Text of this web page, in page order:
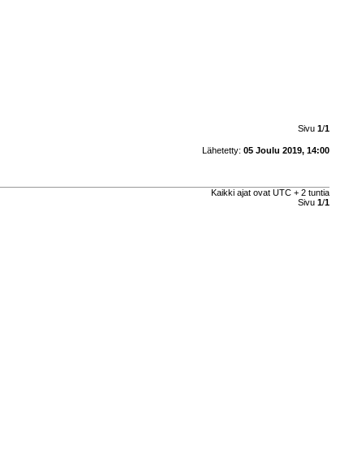
Sivu 1/1
Lähetetty: 05 Joulu 2019, 14:00
Kaikki ajat ovat UTC + 2 tuntia
Sivu 1/1